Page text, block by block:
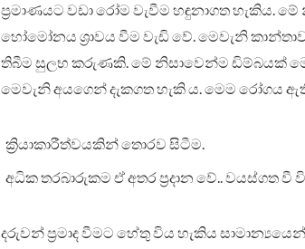
ප්‍රමාණයට වඩා රෝම වැවීම හඳුනාගත හැකිය.
හෝමෝනය ශ්‍රාවය වීම වැඩි වේ. මෙවැනි
තිබීම සුලභ කරුණකි. මේ නිසාවෙන්ම ඩිම්බයක්
මෙවැනි අයගෙන් දැකගත හැකි ය. මෙම රෝගය
ක්‍රියාකාරීත්වයකින් තොරව සිටීම.
අධික තරබාරුකම ඒ අතර ප්‍රදාන වේ.. වයස්ගත වී
දරුවන් ප්‍රමාද වීමට හේතු විය හැකිය